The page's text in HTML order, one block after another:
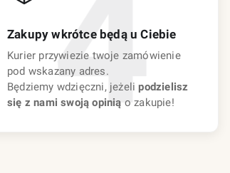
Zakupy wkrótce będą u Ciebie
Kurier przywiezie twoje zamówienie
pod wskazany adres.
Będziemy wdzięczni, jeżelipodzielisz
się z nami swoją opinią o zakupie!